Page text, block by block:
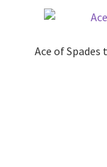
Ace of